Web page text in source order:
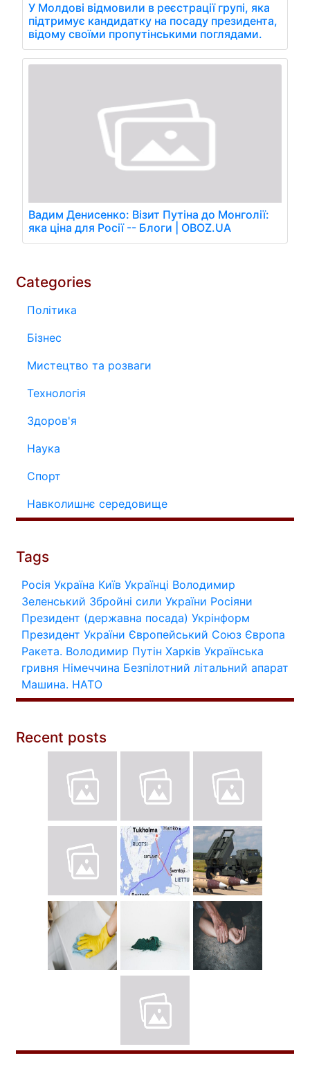
У Молдові відмовили в реєстрації групі, яка
підтримує кандидатку на посаду президента,
відому своїми пропутінськими поглядами.
Вадим Денисенко: Візит Путіна до Монголії:
яка ціна для Росії -- Блоги | OBOZ.UA
Categories
Політика
Бізнес
Мистецтво та розваги
Технологія
Здоров'я
Наука
Спорт
Навколишнє середовище
Tags
Росія Україна Київ Українці Володимир
Зеленський Збройні сили України Росіяни
Президент (державна посада) Укрінформ
Президент України Європейський Союз Європа
Ракета. Володимир Путін Харків Українська
гривня Німеччина Безпілотний літальний апарат
Машина. НАТО
Recent posts